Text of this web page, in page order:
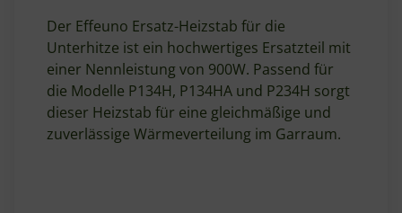
Der Effeuno Ersatz-Heizstab für die
Unterhitze ist ein hochwertiges Ersatzteil mit
einer Nennleistung von 900W. Passend für
die Modelle P134H, P134HA und P234H sorgt
dieser Heizstab für eine gleichmäßige und
zuverlässige Wärmeverteilung im Garraum.